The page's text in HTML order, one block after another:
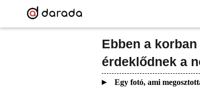
Ebben a
érdeklődnek a
Egy fotó, ami